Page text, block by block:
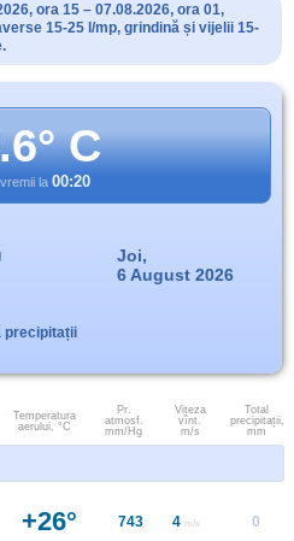
ora 15 – 07.08.2026, ora 01,
15-25 l/mp, grindină și vijelii 15-
C
la 00:20
precipitații
Joi,
6 August 2026
Temperatura
aerului, °C
Pr.
atmosf.
mm/Hg
Viteza
vînt.
m/s
Total
precipitații,
mm
+26° 743 4 m/s 0